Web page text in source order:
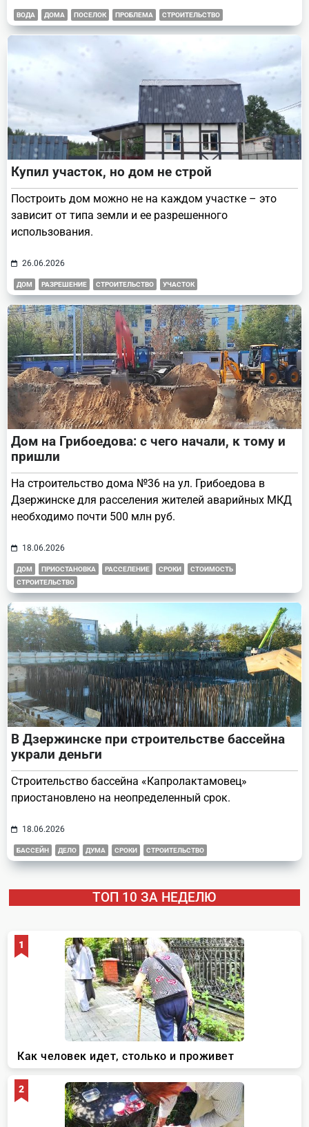
ВОДА ДОМА ПОСЕЛОК ПРОБЛЕМА СТРОИТЕЛЬСТВО
Купил участок, но дом не строй
Построить дом можно не на каждом участке – это
зависит от типа земли и ее разрешенного
использования.
26.06.2026
ДОМ РАЗРЕШЕНИЕ СТРОИТЕЛЬСТВО УЧАСТОК
Дом на Грибоедова: с чего начали, к тому и
пришли
На строительство дома №36 на ул. Грибоедова в
Дзержинске для расселения жителей аварийных МКД
необходимо почти 500 млн руб.
18.06.2026
ДОМ ПРИОСТАНОВКА РАССЕЛЕНИЕ СРОКИ
СТОИМОСТЬ
СТРОИТЕЛЬСТВО
В Дзержинске при строительстве бассейна
украли деньги
Строительство бассейна «Капролактамовец»
приостановлено на неопределенный срок.
18.06.2026
БАССЕЙН ДЕЛО ДУМА СРОКИ СТРОИТЕЛЬСТВО
ТОП 10 ЗА НЕДЕЛЮ